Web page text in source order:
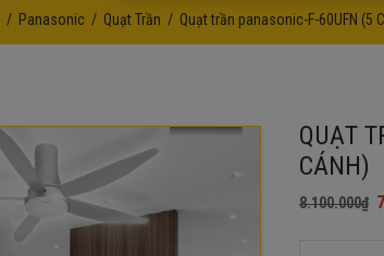
Panasonic Quạt Trần Quạt trần panasonic-F-60UFN (5
QUẠT
CÁNH)
8.100.000₫